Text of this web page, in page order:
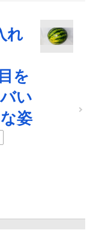
れ
を
い
姿